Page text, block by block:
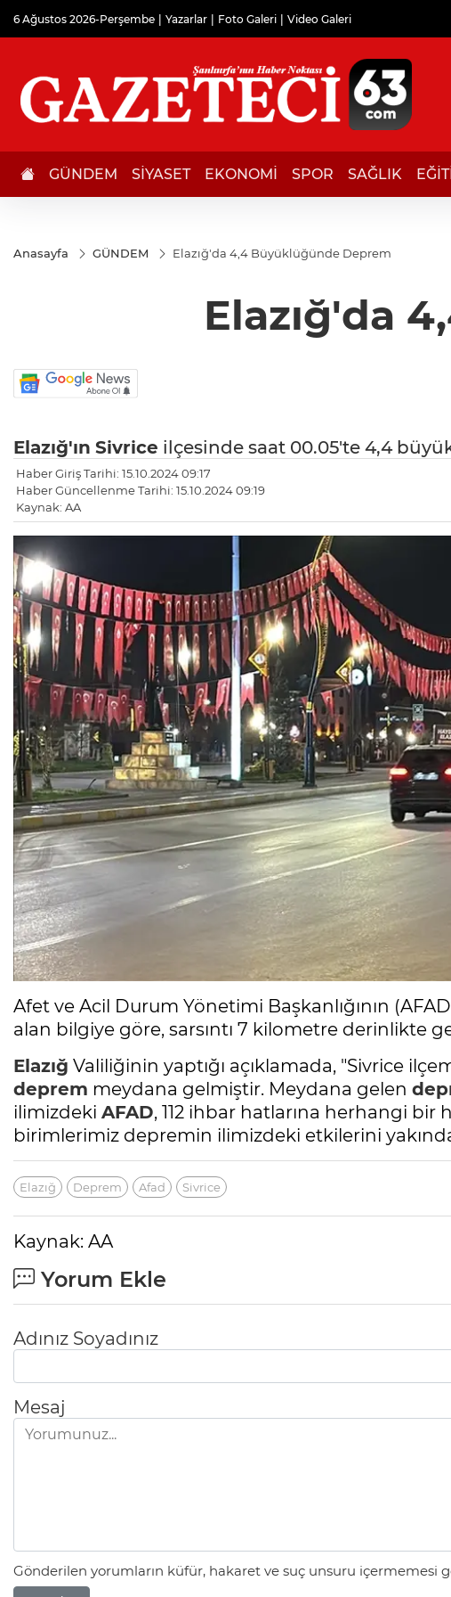
6 Ağustos 2026-Perşembe Yazarlar Foto Galeri Video Galeri
GÜNDEM SİYASET EKONOMİ SPOR SAĞLIK
Anasayfa GÜNDEM Elazığ'da 4,4 Büyüklüğünde Deprem
Elazığ'da
Elazığ'ın Sivrice ilçesinde saat 00.05'te 4,4
Haber Giriş Tarihi: 15.10.2024 09:17
Haber Güncellenme Tarihi: 15.10.2024 09:19
Kaynak: AA
Afet ve Acil Durum Yönetimi Başkanlığının
alan bilgiye göre, sarsıntı 7 kilometre derinlikte
Elazığ Valiliğinin yaptığı açıklamada, "Sivrice
deprem meydana gelmiştir. Meydana gelen
ilimizdeki AFAD, 112 ihbar hatlarına herhangi bir
birimlerimiz depremin ilimizdeki etkilerini
Elazığ Deprem Afad Sivrice
Kaynak: AA
Yorum Ekle
Adınız Soyadınız
Mesaj
Gönderilen yorumların küfür, hakaret ve suç unsuru içermemesi